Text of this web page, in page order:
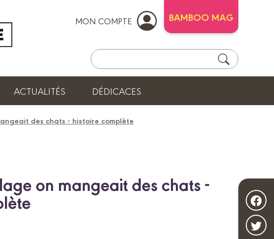
MON COMPTE BAMBOO MAG
ACTUALITÉS DÉDICACES
des chats - histoire complète
on mangeait des chats -